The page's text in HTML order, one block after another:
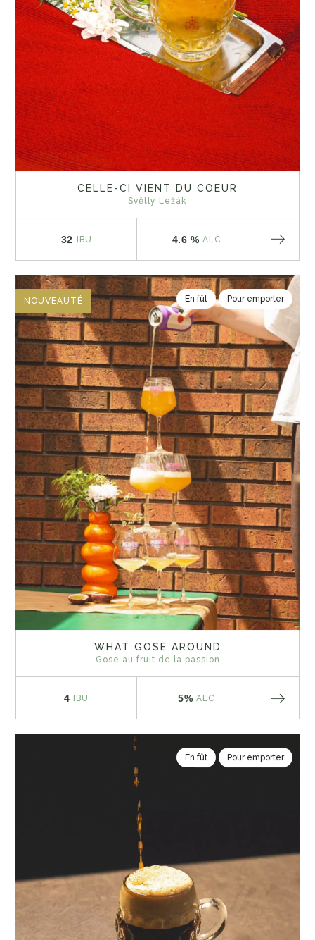
CELLE-CI VIENT DU COEUR
Světlý Ležák
32 IBU 4.6 % ALC
NOUVEAUTÉ En fût Pour emporter
WHAT GOSE AROUND
Gose au fruit de la passion
4 IBU 5% ALC
En fût Pour emporter